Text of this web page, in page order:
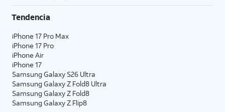
Tendencia
iPhone 17 Pro Max
iPhone 17 Pro
iPhone Air
iPhone 17
Samsung Galaxy S26 Ultra
Samsung Galaxy Z Fold8 Ultra
Samsung Galaxy Z Fold8
Samsung Galaxy Z Flip8